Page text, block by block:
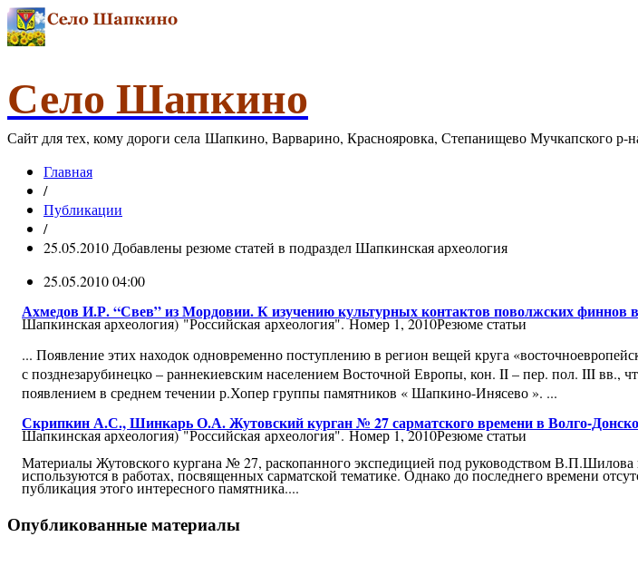
Село Шапкино
Сайт для тех, кому дороги села Шапкино, Варварино, Краснояровка, Степанищево Мучкапского р-
Главная
/
Публикации
/
25.05.2010 Добавлены резюме статей в подраздел Шапкинская археология
25.05.2010 04:00
Ахмедов И.Р. “Свев” из Мордовии. К изучению культурных контактов поволжских финнов
Шапкинская археология) "Российская археология". Номер 1, 2010Резюме статьи
... Появление этих находок одновременно поступлению в регион вещей круга
с позднезарубинецко – раннекиевским населением Восточной Европы, кон. II – пер. пол. III вв.,
появлением в среднем течении р.Хопер группы памятников « Шапкино-Инясево ». ...
Скрипкин А.С., Шинкарь О.А. Жутовский курган № 27 сарматского времени в Волго-
Шапкинская археология) "Российская археология". Номер 1, 2010Резюме статьи
Материалы Жутовского кургана № 27, раскопанного экспедицией под руководством В.П.Шилова
используются в работах, посвященных сарматской тематике. Однако до последнего времени
публикация этого интересного памятника....
Опубликованные материалы